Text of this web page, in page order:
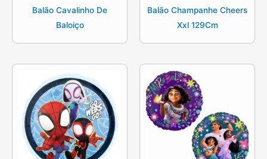
Balão Cavalinho De
Baloiço
Balão Champanhe Cheers
Xxl 129Cm